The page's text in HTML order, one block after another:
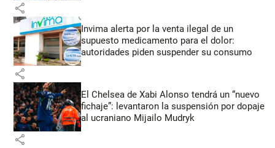
share
Invima alerta por la venta ilegal de un
supuesto medicamento para el dolor:
autoridades piden suspender su consumo
share
El Chelsea de Xabi Alonso tendrá un “nuevo
fichaje”: levantaron la suspensión por dopaje
al ucraniano Mijailo Mudryk
share